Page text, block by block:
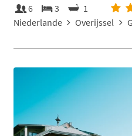
6 3
1
Niederlande
Overijssel